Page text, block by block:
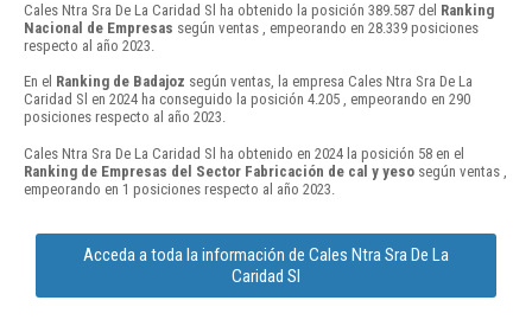
Cales Ntra Sra De La Caridad Sl ha obtenido la posición 389.587 del Ranking
Nacional de Empresas según ventas , empeorando en 28.339 posiciones
respecto al año 2023.
En el Ranking de Badajoz según ventas, la empresa Cales Ntra Sra De La
Caridad Sl en 2024 ha conseguido la posición 4.205 , empeorando en 290
posiciones respecto al año 2023.
Cales Ntra Sra De La Caridad Sl ha obtenido en 2024 la posición 58 en el
Ranking de Empresas del Sector Fabricación de cal y yeso según ventas ,
empeorando en 1 posiciones respecto al año 2023.
Acceda a toda la información de Cales Ntra Sra De La
Caridad Sl